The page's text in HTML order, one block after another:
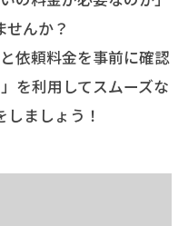
せんか？
依頼料金を事前に確認
を利用してスムーズな
ましょう！